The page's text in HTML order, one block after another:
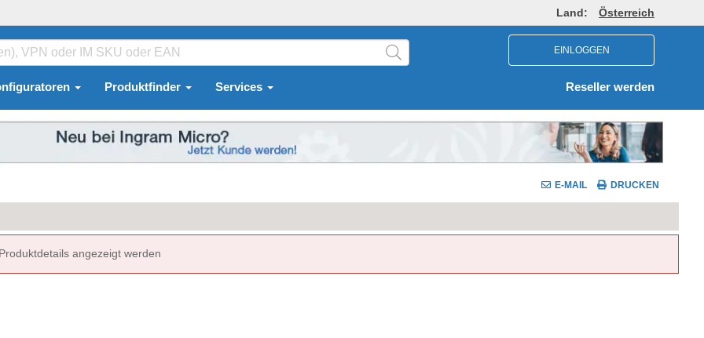
Land: Österreich
EINLOGGEN
Produktfinder Services Reseller werden
E-MAIL DRUCKEN
angezeigt werden